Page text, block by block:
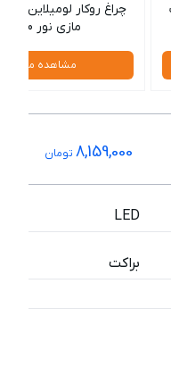
مازی نور 90 درجه
مشاهده
8,159,000 تومان
LED
براکت